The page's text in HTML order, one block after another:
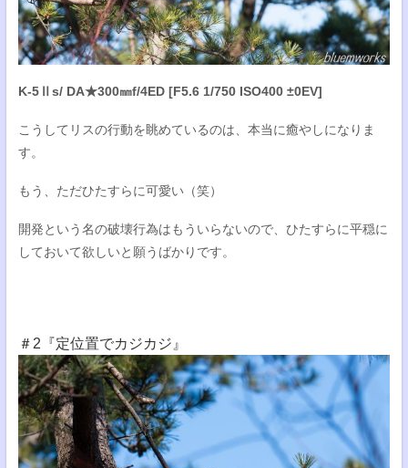
K-5Ⅱs/ DA★300㎜f/4ED [F5.6 1/750 ISO400 ±0EV]
こうしてリスの行動を眺めているのは、本当に癒やしになりま
す。
もう、ただひたすらに可愛い（笑）
開発という名の破壊行為はもういらないので、ひたすらに平穏に
しておいて欲しいと願うばかりです。
＃2『定位置でカジカジ』